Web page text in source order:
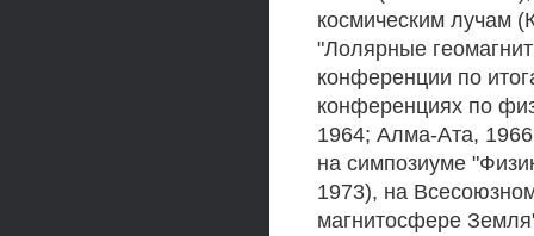
космическим лучам
"Лолярные
конференции по
конференциях по
1964; Алма-Ата,
на симпозиуме
1973), на
магнитосфере